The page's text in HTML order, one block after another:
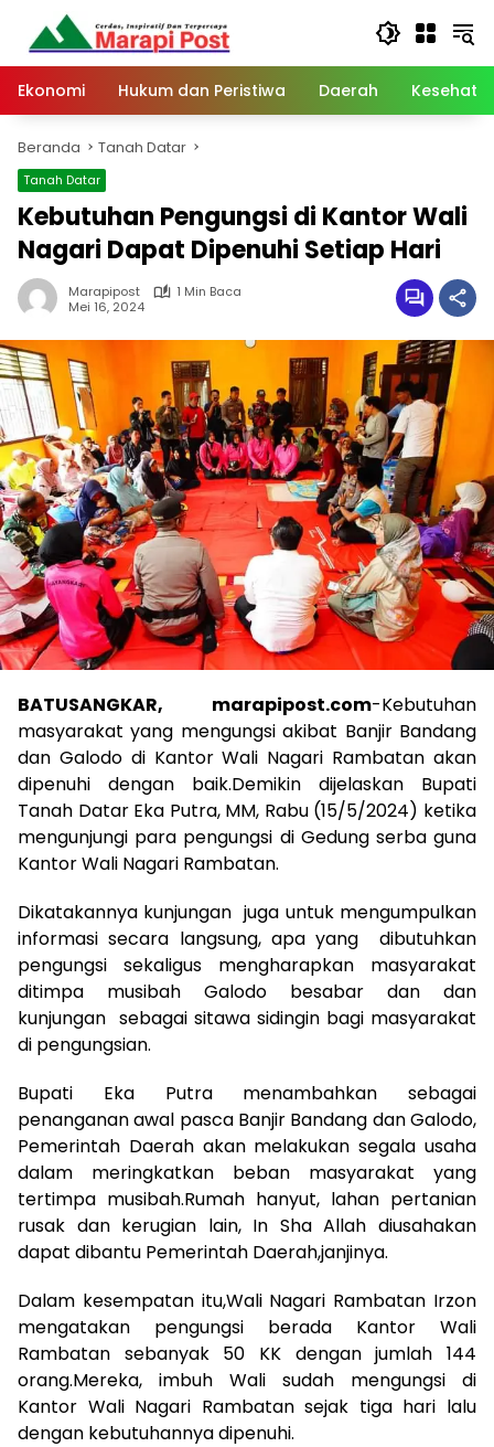
Langsung
konten
Ekonomi
Hukum dan Peristiwa Daerah
Beranda Tanah Datar
Tanah Datar
Kebutuhan Pengungsi di Kantor Wali
Nagari Dapat Dipenuhi Setiap Hari
Marapipost
1 Min Baca
Mei 16, 2024
BATUSANGKAR, marapipost.com-Kebutuhan
masyarakat yang mengungsi akibat Banjir Bandang
dan Galodo di Kantor Wali Nagari Rambatan akan
dipenuhi dengan baik.Demikin dijelaskan Bupati
Tanah Datar Eka Putra, MM, Rabu (15/5/2024) ketika
mengunjungi para pengungsi di Gedung serba guna
Kantor Wali Nagari Rambatan.
Dikatakannya kunjungan juga untuk mengumpulkan
informasi secara langsung, apa yang dibutuhkan
pengungsi sekaligus mengharapkan masyarakat
ditimpa musibah Galodo besabar dan dan
kunjungan sebagai sitawa sidingin bagi masyarakat
di pengungsian.
Bupati Eka Putra menambahkan sebagai
penanganan awal pasca Banjir Bandang dan Galodo,
Pemerintah Daerah akan melakukan segala usaha
dalam meringkatkan beban masyarakat yang
tertimpa musibah.Rumah hanyut, lahan pertanian
rusak dan kerugian lain, In Sha Allah diusahakan
dapat dibantu Pemerintah Daerah,janjinya.
Dalam kesempatan itu,Wali Nagari Rambatan Irzon
mengatakan pengungsi berada Kantor Wali
Rambatan sebanyak 50 KK dengan jumlah 144
orang.Mereka, imbuh Wali sudah mengungsi di
Kantor Wali Nagari Rambatan sejak tiga hari lalu
dengan kebutuhannya dipenuhi.